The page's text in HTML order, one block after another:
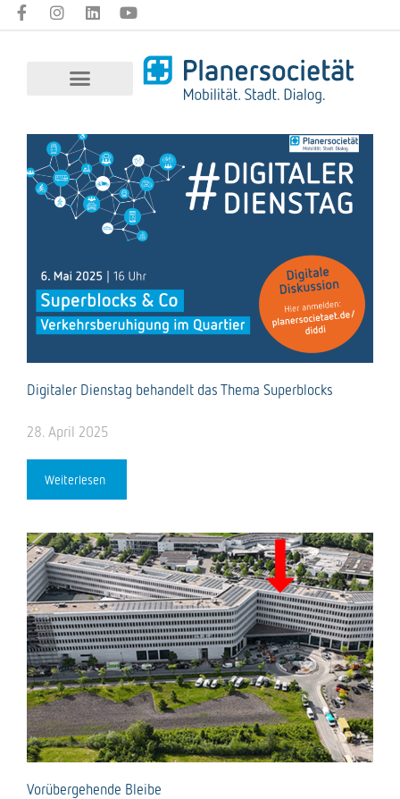
Digitaler Dienstag behandelt das Thema Superblocks
28. April 2025
Weiterlesen
Vorübergehende Bleibe